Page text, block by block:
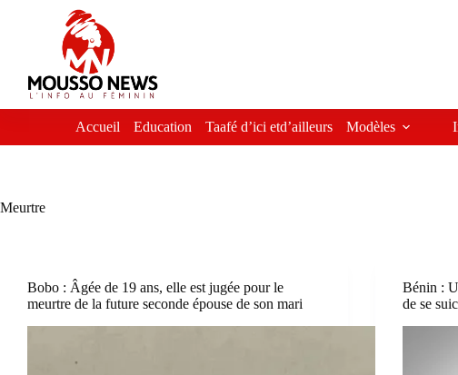
Accueil Education Taafé d’ici etd’ailleurs Modèles
Meurtre
Bobo : Âgée de 19 ans, elle est jugée pour le
meurtre de la future seconde épouse de son mari
Bénin :
de se